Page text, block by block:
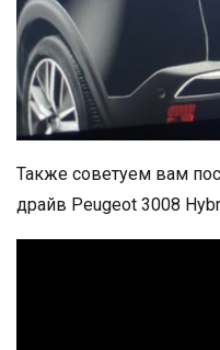
Также советуем вам
драйв Peugeot 3008